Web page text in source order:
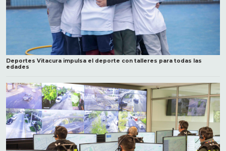
Deportes Vitacura impulsa el deporte con talleres para todas las
edades